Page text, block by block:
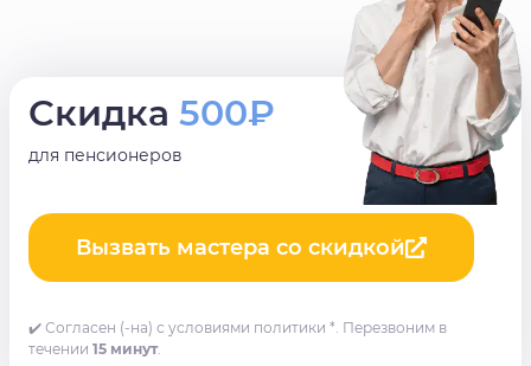
Скидка 500₽
для пенсионеров
Вызвать мастера со скидкой
✔️ Согласен (-на) с условиями политики *. Перезвоним в
течении 15 минут.